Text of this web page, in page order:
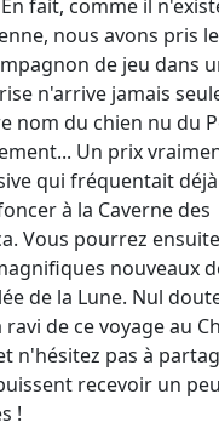
fait, comme il
nous avons pris
de jeu dans
n'arrive jamais
nom du chien nu du
Un prix
qui fréquentait
à la Caverne des
Vous pourrez
nouveaux
de la Lune. Nul
de ce voyage au
n'hésitez pas à
recevoir un
!